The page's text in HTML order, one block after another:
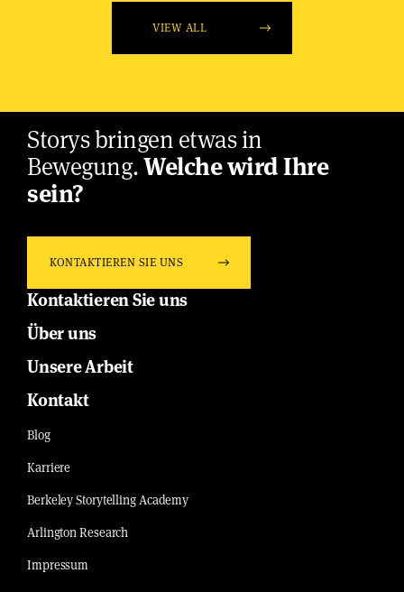
VIEW ALL
Storys bringen etwas in
Bewegung.Welche wird Ihre
sein?
KONTAKTIEREN SIE UNS
Kontaktieren Sie uns
Über uns
Unsere Arbeit
Kontakt
Blog
Karriere
Berkeley Storytelling Academy
Arlington Research
Impressum